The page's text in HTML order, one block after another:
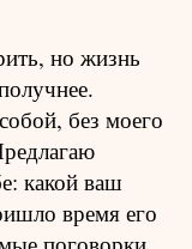
но жизнь
без моего
какой ваш
время его